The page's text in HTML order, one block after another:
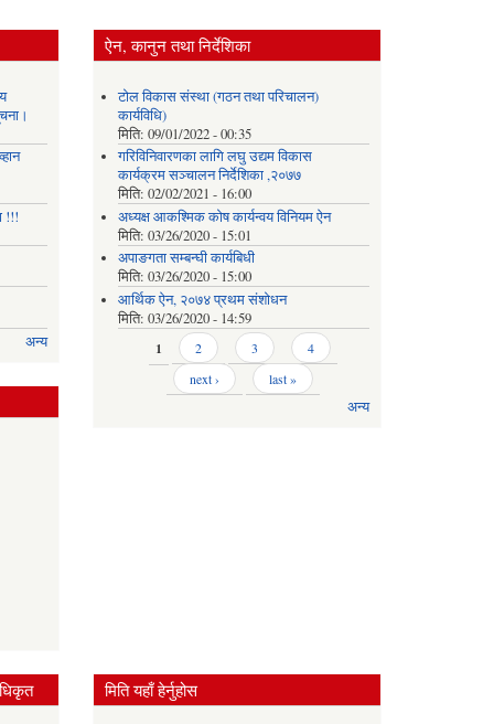
!!!
अन्य
ऐन, कानुन तथा निर्देशिका
टोल विकास संस्था (गठन तथा परिचालन)
कार्यविधि)
मिति:09/01/2022 - 00:35
गरिविनिवारणका लागि लघु उद्यम विकास
कार्यक्रम सञ्चालन निर्देशिका ,२०७७
मिति:02/02/2021 - 16:00
अध्यक्ष आकश्मिक कोष कार्यन्वय विनियम ऐन
मिति:03/26/2020 - 15:01
अपाङगता सम्बन्घी कार्यबिधी
मिति:03/26/2020 - 15:00
आर्थिक ऐन, २०७४ प्रथम संशोधन
मिति:03/26/2020 - 14:59
1 2 3
4
next ›
last »
अन्य
मिति यहाँ हेर्नुहोस